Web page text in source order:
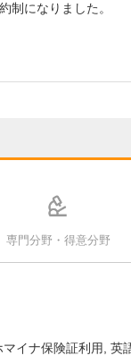
制になりました。
専門分野・得意分野
マイナ保険証利用 英